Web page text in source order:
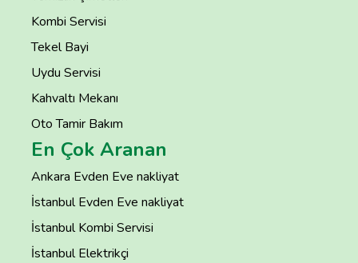
Kombi Servisi
Tekel Bayi
Uydu Servisi
Kahvaltı Mekanı
Oto Tamir Bakım
En Çok Aranan
Ankara Evden Eve nakliyat
İstanbul Evden Eve nakliyat
İstanbul Kombi Servisi
İstanbul Elektrikçi